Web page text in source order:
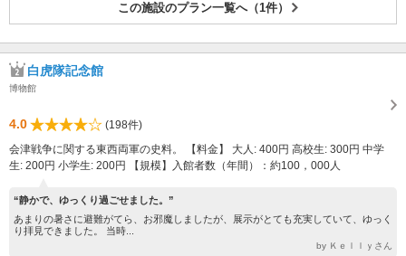
この施設のプラン一覧へ（1件）
白虎隊記念館
博物館
4.0
(198件)
会津戦争に関する東西両軍の史料。 【料金】 大人: 400円 高校生: 300円 中学
生: 200円 小学生: 200円 【規模】入館者数（年間）：約100，000人
“静かで、ゆっくり過ごせました。”
あまりの暑さに避難がてら、お邪魔しましたが、展示がとても充実していて、ゆっく
り拝見できました。 当時...
by Ｋｅｌｌｙさん